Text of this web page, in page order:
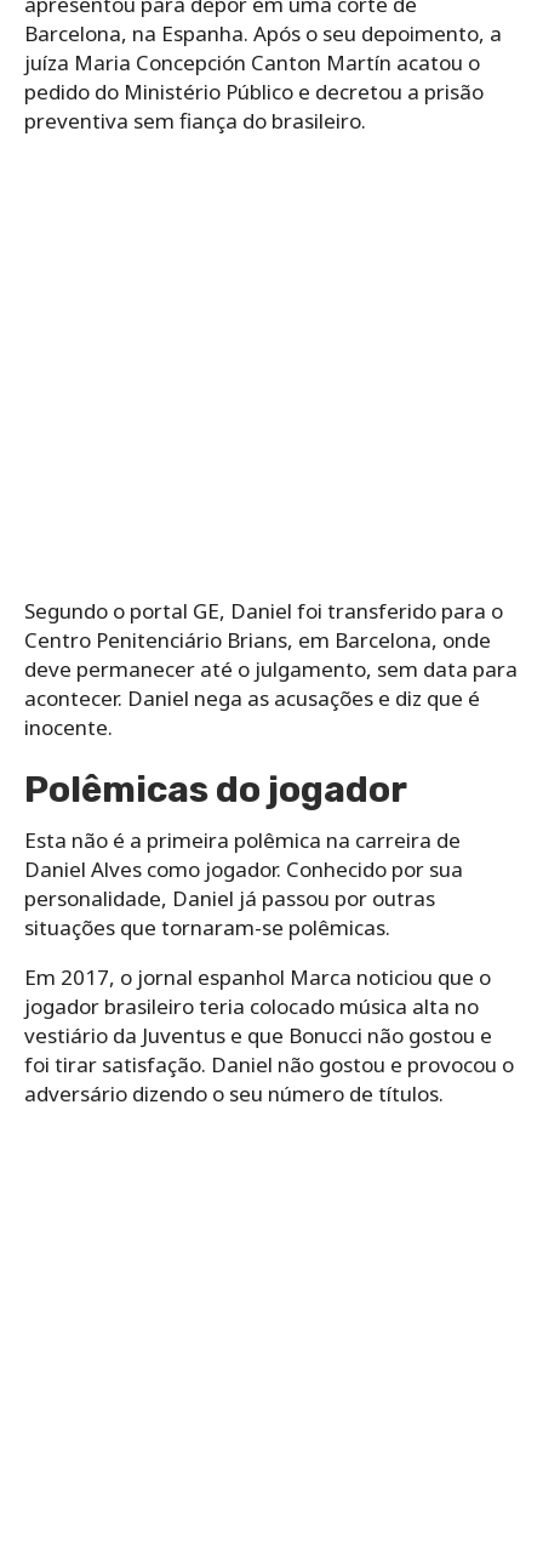
Barcelona, na Espanha. Após o seu depoimento, a
juíza Maria Concepción Canton Martín acatou o
pedido do Ministério Público e decretou a prisão
preventiva sem fiança do brasileiro.
Segundo o portal GE, Daniel foi transferido para o
Centro Penitenciário Brians, em Barcelona, onde
deve permanecer até o julgamento, sem data para
acontecer. Daniel nega as acusações e diz que é
inocente.
Polêmicas do jogador
Esta não é a primeira polêmica na carreira de
Daniel Alves como jogador. Conhecido por sua
personalidade, Daniel já passou por outras
situações que tornaram-se polêmicas.
Em 2017, o jornal espanhol Marca noticiou que o
jogador brasileiro teria colocado música alta no
vestiário da Juventus e que Bonucci não gostou e
foi tirar satisfação. Daniel não gostou e provocou o
adversário dizendo o seu número de títulos.